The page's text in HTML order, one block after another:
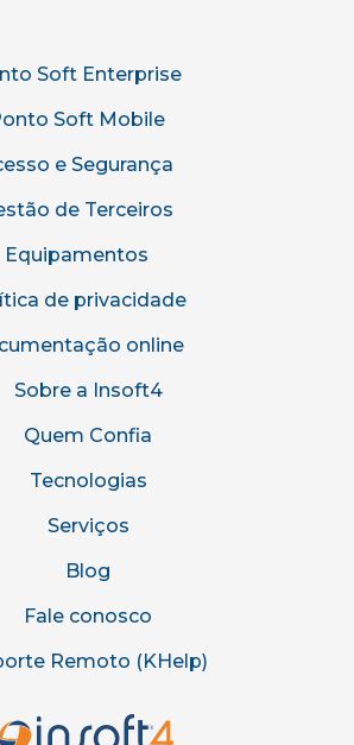
Soft Enterprise
Soft Mobile
e Segurança
de Terceiros
Equipamentos
de privacidade
online
Sobre a Insoft4
Quem Confia
Tecnologias
Serviços
Blog
Fale conosco
Remoto (KHelp)